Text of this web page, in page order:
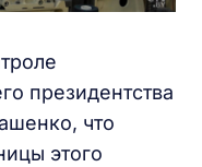
президентства
что
этого